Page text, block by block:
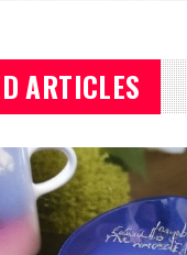
ARTICLES